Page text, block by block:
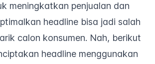
meningkatkan penjualan dan
headline bisa jadi salah
calon konsumen. Nah, berikut
headline menggunakan